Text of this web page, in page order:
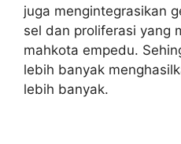
juga mengintegrasikan
sel dan proliferasi yang
mahkota empedu.
lebih banyak
lebih banyak.